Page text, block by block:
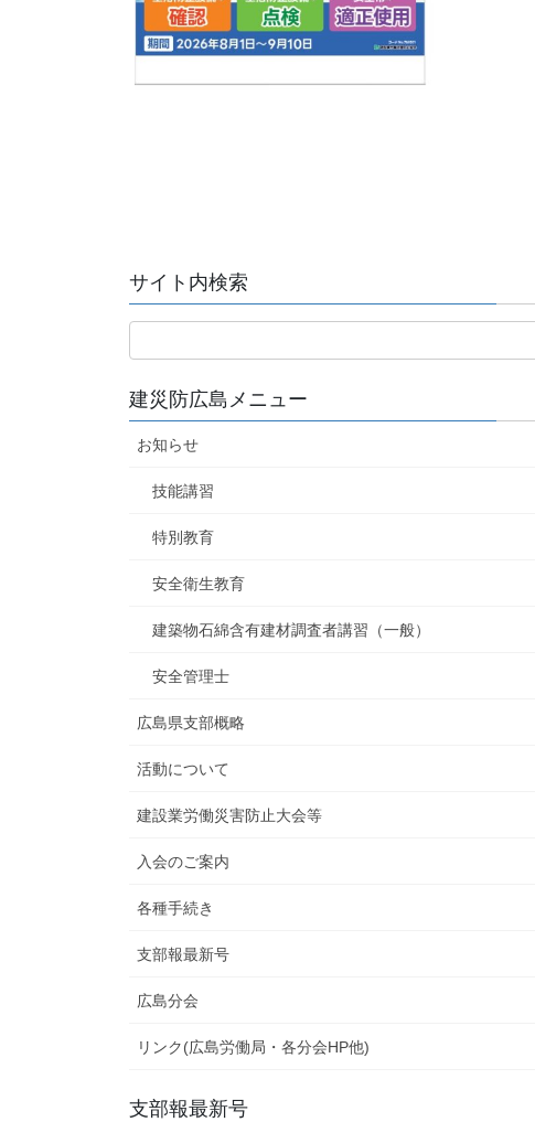
サイト内検索
建災防広島メニュー
お知らせ
技能講習
特別教育
安全衛生教育
建築物石綿含有建材調査者講習（一般）
安全管理士
広島県支部概略
活動について
建設業労働災害防止大会等
入会のご案内
各種手続き
支部報最新号
広島分会
リンク(広島労働局・各分会HP他)
支部報最新号